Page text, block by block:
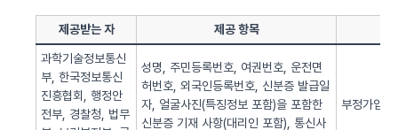
제공받는 자 제공 항목
과학기술정보통신
부, 한국정보통신
진흥협회, 행정안
전부, 경찰청, 법무
성명, 주민등록번호, 여권번호, 운전면
허번호, 외국인등록번호, 신분증 발급일
자, 얼굴사진(특징정보 포함)을 포함한
신분증 기재 사항(대리인 포함), 통신사
부정가입